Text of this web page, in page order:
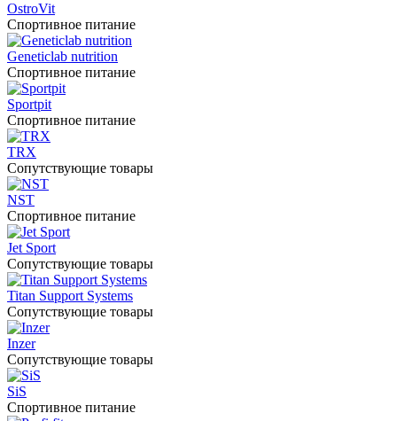
OstroVit
Спортивное питание
Geneticlab nutrition
Спортивное питание
Sportpit
Спортивное питание
TRX
Сопутствующие товары
NST
Спортивное питание
Jet Sport
Сопутствующие товары
Titan Support Systems
Сопутствующие товары
Inzer
Сопутствующие товары
SiS
Спортивное питание